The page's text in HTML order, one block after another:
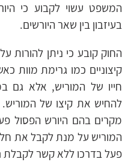
המשפט עשוי לקבוע כי
בעיזבון בין שאר היורשים.
החוק קובע כי ניתן להורות
קיצוניים כמו גרימת מוות
חייו של המוריש, אלא גם
להחיש את קיצו של המוריש.
מקרים בהם היורש הפסול
המוריש על מנת לקבל את
פעל בדרכו ללא קשר לקבלת